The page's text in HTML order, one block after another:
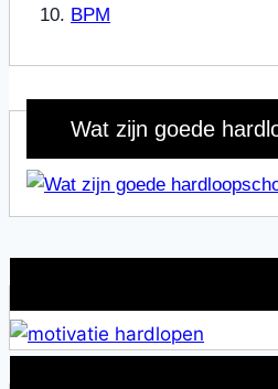
BPM
Wat zijn goede